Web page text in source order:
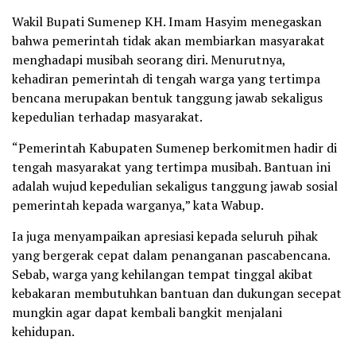
Wakil Bupati Sumenep KH. Imam Hasyim menegaskan
bahwa pemerintah tidak akan membiarkan masyarakat
menghadapi musibah seorang diri. Menurutnya,
kehadiran pemerintah di tengah warga yang tertimpa
bencana merupakan bentuk tanggung jawab sekaligus
kepedulian terhadap masyarakat.
“Pemerintah Kabupaten Sumenep berkomitmen hadir di
tengah masyarakat yang tertimpa musibah. Bantuan ini
adalah wujud kepedulian sekaligus tanggung jawab sosial
pemerintah kepada warganya,” kata Wabup.
Ia juga menyampaikan apresiasi kepada seluruh pihak
yang bergerak cepat dalam penanganan pascabencana.
Sebab, warga yang kehilangan tempat tinggal akibat
kebakaran membutuhkan bantuan dan dukungan secepat
mungkin agar dapat kembali bangkit menjalani
kehidupan.